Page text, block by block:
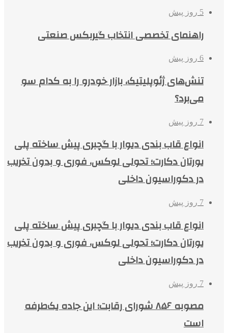
5 روز پیش
راهنمای تخصصی انتخاب گیربکس صنعتی
6 روز پیش
تنش‌های ژئوپلیتیک، بازار خودرو را به کدام سو
می‌برد؟
7 روز پیش
انواع قاب بندی دیوار با گچبری پیش ساخته پلی
یورتان دکارت؛ تحولی لوکس، فوری و بدون تخریب
در دکوراسیون داخلی
7 روز پیش
انواع قاب بندی دیوار با گچبری پیش ساخته پلی
یورتان دکارت؛ تحولی لوکس، فوری و بدون تخریب
در دکوراسیون داخلی
7 روز پیش
مصوبه ۸۵۶ شورای رقابت؛ این جاده یک‌طرفه
است